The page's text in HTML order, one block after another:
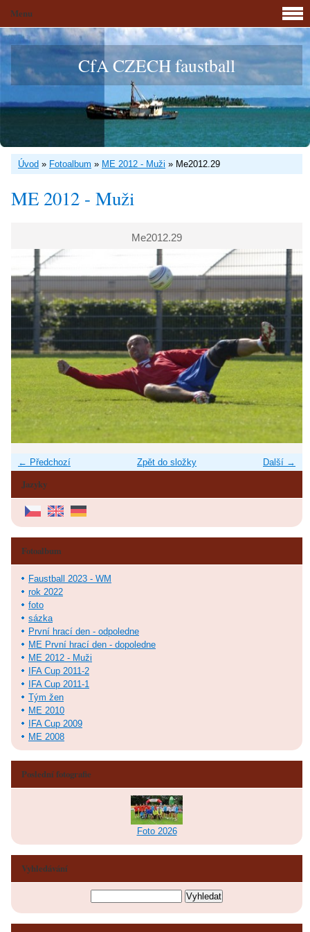
CfA CZECH faustball
Úvod » Fotoalbum » ME 2012 - Muži » Me2012.29
ME 2012 - Muži
Me2012.29
← Předchozí Další →
Zpět do složky
Jazyky
Menu
Fotoalbum
Faustball 2023 - WM
rok 2022
foto
sázka
První hrací den - odpoledne
ME První hrací den - dopoledne
ME 2012 - Muži
IFA Cup 2011-2
IFA Cup 2011-1
Tým žen
ME 2010
IFA Cup 2009
ME 2008
Poslední fotografie
Foto 2026
Vyhledávání